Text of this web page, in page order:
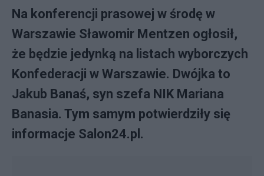
Na konferencji prasowej w środę w
Warszawie Sławomir Mentzen ogłosił,
że będzie jedynką na listach wyborczych
Konfederacji w Warszawie. Dwójka to
Jakub Banaś, syn szefa NIK Mariana
Banasia. Tym samym potwierdziły się
informacje Salon24.pl.